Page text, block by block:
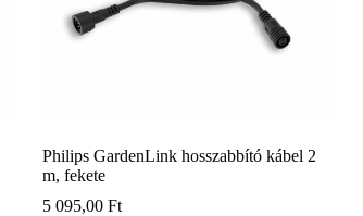
Philips GardenLink hosszabbító kábel 2
m, fekete
5 095,00 Ft